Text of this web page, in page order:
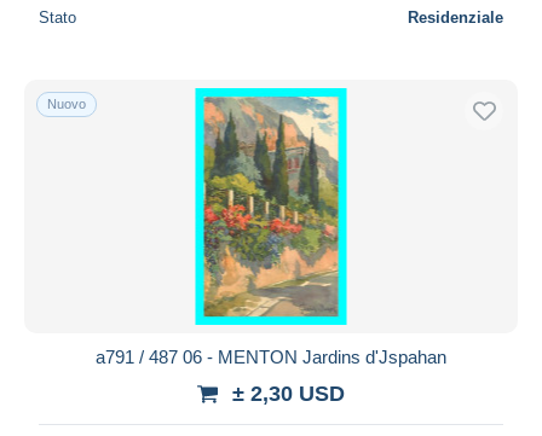
Stato Residenziale
Nuovo
a791 / 487 06 - MENTON Jardins d'Jspahan
± 2,30 USD